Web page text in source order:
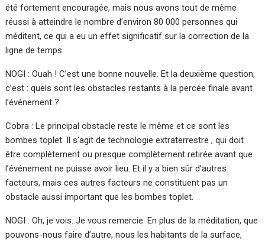
été fortement encouragée, mais nous avons tout de même
réussi à atteindre le nombre d’environ 80 000 personnes qui
méditent, ce qui a eu un effet significatif sur la correction de la
ligne de temps.
NOGI : Ouah ! C’est une bonne nouvelle. Et la deuxième question,
c’est : quels sont les obstacles restants à la percée finale avant
l’événement ?
Cobra : Le principal obstacle reste le même et ce sont les
bombes toplet. Il s’agit de technologie extraterrestre , qui doit
être complètement ou presque complètement retirée avant que
l’événement ne puisse avoir lieu. Et il y a bien sûr d’autres
facteurs, mais ces autres facteurs ne constituent pas un
obstacle aussi important que les bombes toplet.
NOGI : Oh, je vois. Je vous remercie. En plus de la méditation, que
pouvons-nous faire d’autre, nous les habitants de la surface,